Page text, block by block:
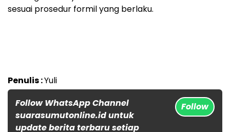
sesuai prosedur formil yang berlaku.
Penulis :Yuli
Follow WhatsApp Channel
suarasumutonline.id untuk
update berita terbaru setiap
Follow